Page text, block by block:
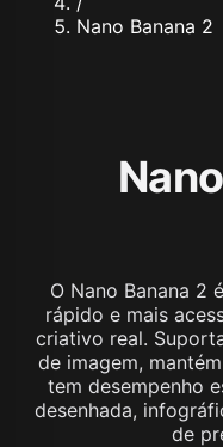
Nano Banana 2
O Nano Banana 2
rápido e mais
criativo real.
de imagem,
tem desempenho
desenhada,
de